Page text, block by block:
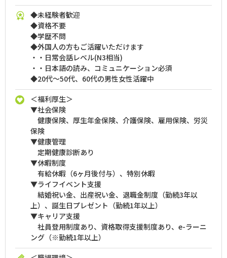
◆未経験者歓迎
◆資格不要
◆学歴不問
◆外国人の方もご活躍いただけます
・・日常会話レベル(N3相当)
・・日本語の読み、コミュニケーション必須
◆20代～50代、60代の男性女性活躍中
＜福利厚生＞
▼社会保険
健康保険、厚生年金保険、介護保険、雇用保険、労災
保険
▼健康管理
定期健康診断あり
▼休暇制度
有給休暇（6ヶ月後付与）、特別休暇
▼ライフイベント支援
結婚祝い金、出産祝い金、退職金制度（勤続3年以
上）、誕生日プレゼント（勤続1年以上）
▼キャリア支援
社員登用制度あり、資格取得支援制度あり、e-ラーニ
ング（※勤続1年以上）